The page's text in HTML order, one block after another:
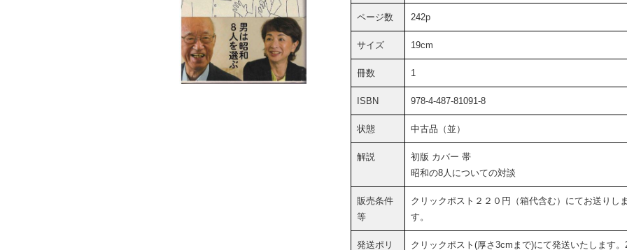
ページ数 242p
サイズ 19cm
冊数 1
ISBN 978-4-487-81091-8
状態 中古品（並）
解説
初版 カバー 帯
昭和の8人についての対談
販売条件
等
クリックポスト２２０円（箱代含む）にてお送りしま
す。
発送ポリ
クリックポスト(厚さ3cmまで)にて発送いたします。